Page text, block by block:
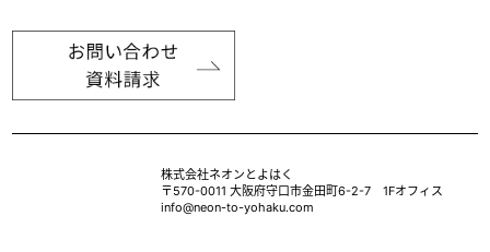
株式会社ネオンとよはく
〒570-0011 大阪府守口市金田町6-2-7 1Fオフィス
info@neon-to-yohaku.com